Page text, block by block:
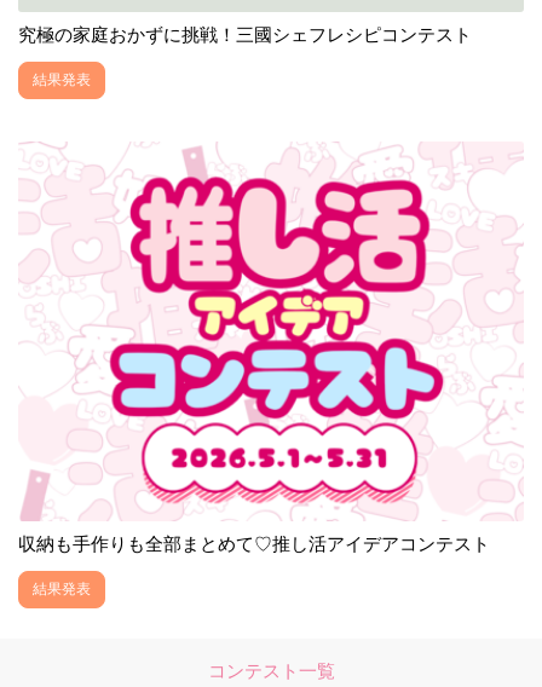
究極の家庭おかずに挑戦！三國シェフレシピコンテスト
結果発表
収納も手作りも全部まとめて♡推し活アイデアコンテスト
結果発表
コンテスト一覧